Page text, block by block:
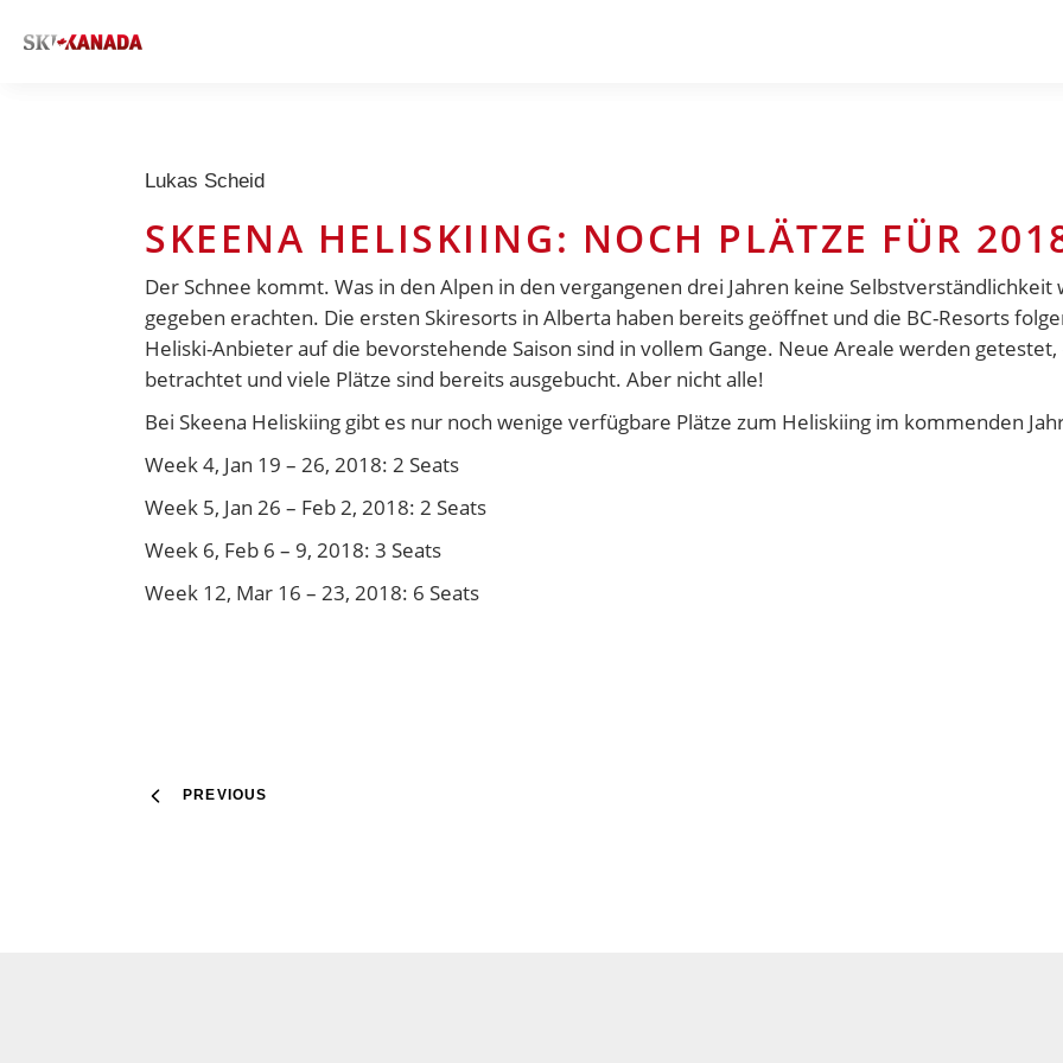
Lukas Scheid
SKEENA HELISKIING: NOCH PLÄTZE FÜR
Der Schnee kommt. Was in den Alpen in den vergangenen drei Jahren keine Selbstverständlichkeit
gegeben erachten. Die ersten Skiresorts in Alberta haben bereits geöffnet und die BC-Resorts
Heliski-Anbieter auf die bevorstehende Saison sind in vollem Gange. Neue Areale werden
betrachtet und viele Plätze sind bereits ausgebucht. Aber nicht alle!
Bei Skeena Heliskiing gibt es nur noch wenige verfügbare Plätze zum Heliskiing im kommenden
Week 4, Jan 19 – 26, 2018: 2 Seats
Week 5, Jan 26 – Feb 2, 2018: 2 Seats
Week 6, Feb 6 – 9, 2018: 3 Seats
Week 12, Mar 16 – 23, 2018: 6 Seats
PREVIOUS